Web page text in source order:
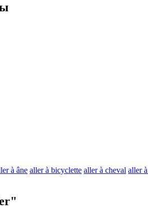
à âne aller à bicyclette aller à cheval aller